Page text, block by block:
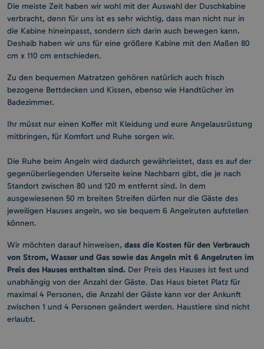
Die meiste Zeit haben wir wohl mit der Auswahl der Duschkabine
verbracht, denn für uns ist es sehr wichtig, dass man nicht nur in
die Kabine hineinpasst, sondern sich darin auch bewegen kann.
Deshalb haben wir uns für eine größere Kabine mit den Maßen 80
cm x 110 cm entschieden.
Zu den bequemen Matratzen gehören natürlich auch frisch
bezogene Bettdecken und Kissen, ebenso wie Handtücher im
Badezimmer.
Ihr müsst nur einen Koffer mit Kleidung und eure Angelausrüstung
mitbringen, für Komfort und Ruhe sorgen wir.
Die Ruhe beim Angeln wird dadurch gewährleistet, dass es auf der
gegenüberliegenden Uferseite keine Nachbarn gibt, die je nach
Standort zwischen 80 und 120 m entfernt sind. In dem
ausgewiesenen 50 m breiten Streifen dürfen nur die Gäste des
jeweiligen Hauses angeln, wo sie bequem 6 Angelruten aufstellen
können.
Wir möchten darauf hinweisen, dass die Kosten für den Verbrauch
von Strom, Wasser und Gas sowie das Angeln mit 6 Angelruten im
Preis des Hauses enthalten sind. Der Preis des Hauses ist fest und
unabhängig von der Anzahl der Gäste. Das Haus bietet Platz für
maximal 4 Personen, die Anzahl der Gäste kann vor der Ankunft
zwischen 1 und 4 Personen geändert werden. Haustiere sind nicht
erlaubt.